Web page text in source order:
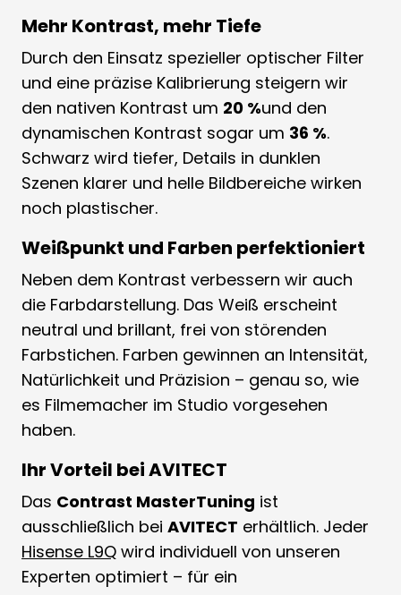
Mehr Kontrast, mehr Tiefe
Durch den Einsatz spezieller optischer Filter
und eine präzise Kalibrierung steigern wir
den nativen Kontrast um 20 %und den
dynamischen Kontrast sogar um 36 %.
Schwarz wird tiefer, Details in dunklen
Szenen klarer und helle Bildbereiche wirken
noch plastischer.
Weißpunkt und Farben perfektioniert
Neben dem Kontrast verbessern wir auch
die Farbdarstellung. Das Weiß erscheint
neutral und brillant, frei von störenden
Farbstichen. Farben gewinnen an Intensität,
Natürlichkeit und Präzision – genau so, wie
es Filmemacher im Studio vorgesehen
haben.
Ihr Vorteil bei AVITECT
Das Contrast MasterTuning ist
ausschließlich bei AVITECT erhältlich. Jeder
Hisense L9Q wird individuell von unseren
Experten optimiert – für ein